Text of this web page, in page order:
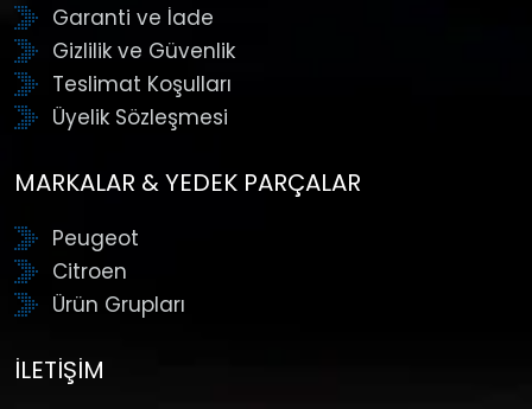
Garanti ve İade
Gizlilik ve Güvenlik
Teslimat Koşulları
Üyelik Sözleşmesi
MARKALAR & YEDEK PARÇALAR
Peugeot
Citroen
Ürün Grupları
İLETIŞIM